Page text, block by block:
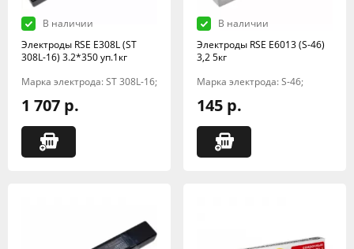
В наличии
Электроды RSE Е308L (ST
308L-16) 3.2*350 уп.1кг
Марка электрода: ST 308L-16;
1 707 р.
В наличии
Электроды RSE Е6013 (S-46)
3,2 5кг
Марка электрода: S-46;
145 р.